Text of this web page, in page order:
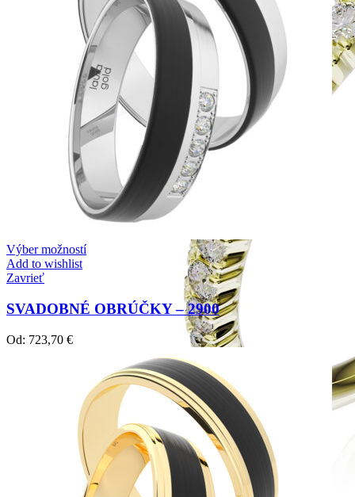
Výber možností
Add to wishlist
Zavrieť
SVADOBNÉ OBRÚČKY – 2900
Od: 723,70 €